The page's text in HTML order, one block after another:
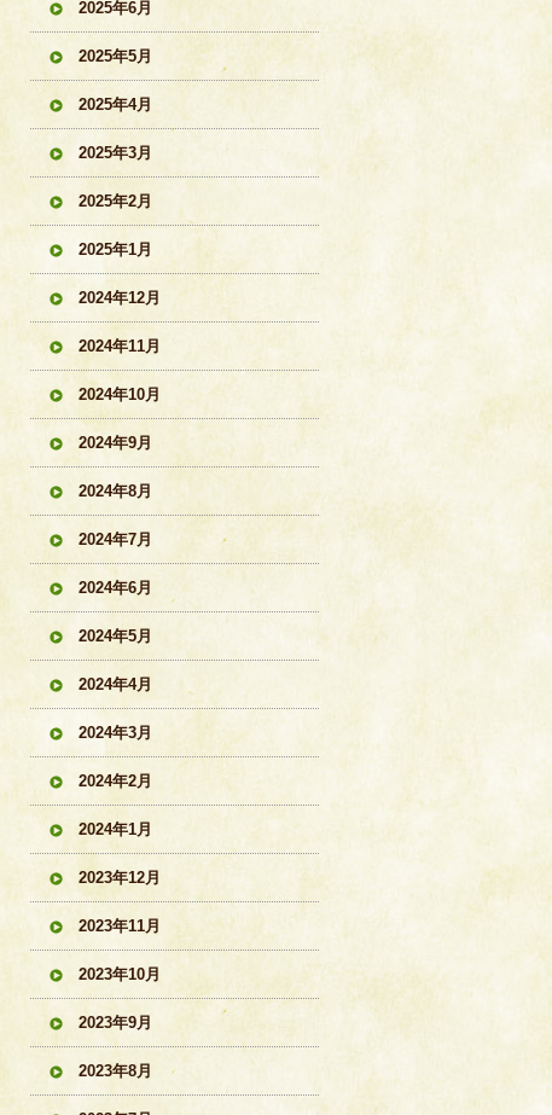
2025年6月
2025年5月
2025年4月
2025年3月
2025年2月
2025年1月
2024年12月
2024年11月
2024年10月
2024年9月
2024年8月
2024年7月
2024年6月
2024年5月
2024年4月
2024年3月
2024年2月
2024年1月
2023年12月
2023年11月
2023年10月
2023年9月
2023年8月